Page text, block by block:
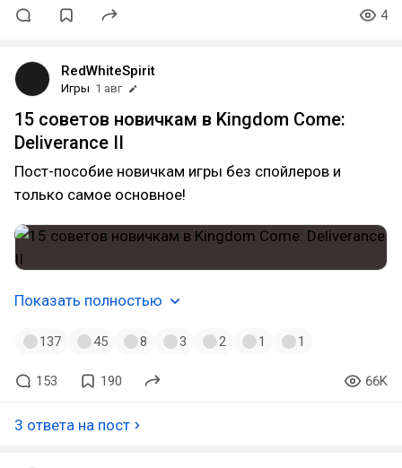
4
RedWhiteSpirit
Игры 1 авг
15 советов новичкам в Kingdom Come:
Deliverance II
Пост-пособие новичкам игры без спойлеров и
только самое основное!
Показать полностью
137 45 8 3 2 1 1
153 190 66K
3 ответа на пост